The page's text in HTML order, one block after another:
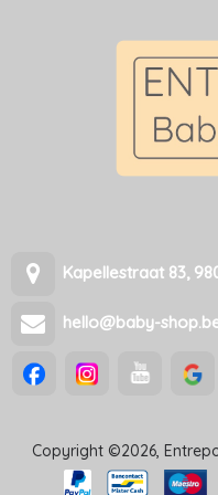
Kapellestraat 83,
hello@baby-
Copyright ©2026,